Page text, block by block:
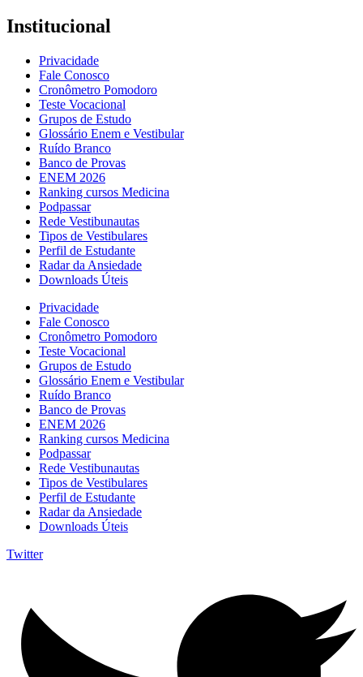
Institucional
Privacidade
Fale Conosco
Cronômetro Pomodoro
Teste Vocacional
Grupos de Estudo
Glossário Enem e Vestibular
Ruído Branco
Banco de Provas
ENEM 2026
Ranking cursos Medicina
Podpassar
Rede Vestibunautas
Tipos de Vestibulares
Perfil de Estudante
Radar da Ansiedade
Downloads Úteis
Privacidade
Fale Conosco
Cronômetro Pomodoro
Teste Vocacional
Grupos de Estudo
Glossário Enem e Vestibular
Ruído Branco
Banco de Provas
ENEM 2026
Ranking cursos Medicina
Podpassar
Rede Vestibunautas
Tipos de Vestibulares
Perfil de Estudante
Radar da Ansiedade
Downloads Úteis
Twitter